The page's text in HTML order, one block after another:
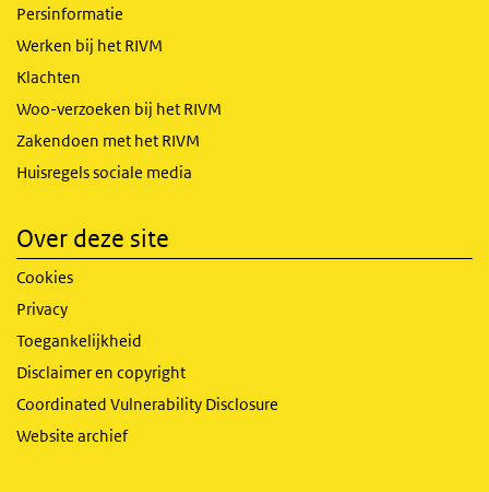
Persinformatie
Werken bij het RIVM
Klachten
Woo-verzoeken bij het RIVM
Zakendoen met het RIVM
Huisregels sociale media
Over deze site
Cookies
Privacy
Toegankelijkheid
Disclaimer en copyright
Coordinated Vulnerability Disclosure
Website archief